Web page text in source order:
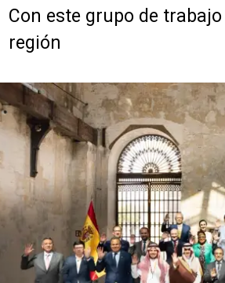
Con este grupo de
región